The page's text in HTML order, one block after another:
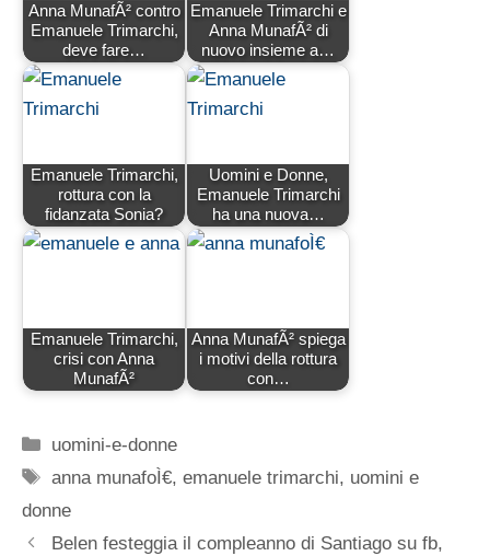
Anna MunafÃ² contro
Emanuele Trimarchi,
deve fare…
Emanuele Trimarchi e
Anna MunafÃ² di
nuovo insieme a…
Emanuele Trimarchi,
rottura con la
fidanzata Sonia?
Uomini e Donne,
Emanuele Trimarchi
ha una nuova…
Emanuele Trimarchi,
crisi con Anna
MunafÃ²
Anna MunafÃ² spiega
i motivi della rottura
con…
Categorie
uomini-e-donne
Tag
anna munafoÌ€,emanuele trimarchi, uomini e
donne
Belen festeggia il compleanno di Santiago su fb,